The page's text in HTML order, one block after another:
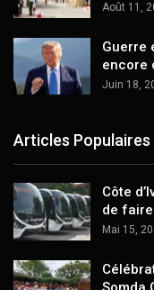
Août 11,
Guerre
encore
Juin 18,
Articles Populaires
Côte
de
Mai 15,